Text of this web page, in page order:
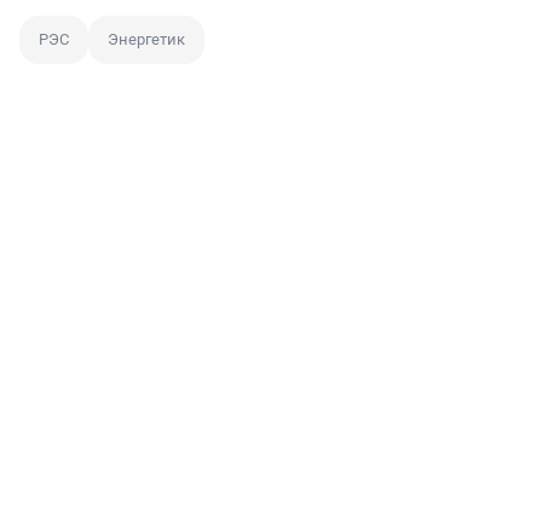
РЭС Энергетик